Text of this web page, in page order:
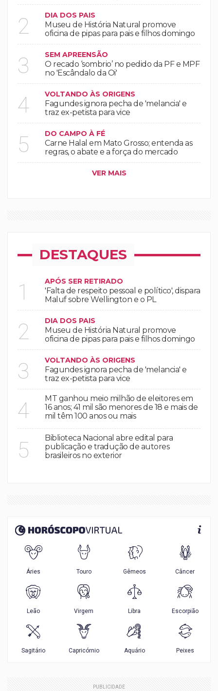
2 DIA DOS PAIS
Museu de História Natural promove
oficina de pipas para pais e filhos domingo
3 SEM APREENSÃO
O recado ‘sombrio’ no pedido da PF e MPF
no 'Escândalo da Oi'
4 VOLTANDO ÀS ORIGENS
Fagundes ignora pecha de 'melancia' e
traz ex-petista para vice
5 DO CAMPO À FÉ
Carne Halal em Mato Grosso; entenda as
regras, o abate e a força do mercado
VER MAIS
DESTAQUES
1 APÓS SER RETIRADO
'Falta de respeito pessoal e político', dispara
Maluf sobre Wellington e o PL
2 DIA DOS PAIS
Museu de História Natural promove
oficina de pipas para pais e filhos domingo
3 VOLTANDO ÀS ORIGENS
Fagundes ignora pecha de 'melancia' e
traz ex-petista para vice
4
MT ganhou meio milhão de eleitores em
16 anos; 41 mil são menores de 18 e mais de
mil têm 100 anos ou mais
5
Biblioteca Nacional abre edital para
publicação e tradução de autores
brasileiros no exterior
PUBLICIDADE